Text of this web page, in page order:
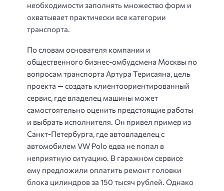
необходимости заполнять множество форм и
охватывает практически все категории
транспорта.
По словам основателя компании и
общественного бизнес-омбудсмена Москвы по
вопросам транспорта Артура Терисаяна, цель
проекта — создать клиентоориентированный
сервис, где владелец машины может
самостоятельно оценить предстоящие работы
и выбрать исполнителя. Он привел пример из
Санкт-Петербурга, где автовладелец с
автомобилем VW Polo едва не попал в
неприятную ситуацию. В гаражном сервисе
ему предложили оплатить ремонт головки
блока цилиндров за 150 тысяч рублей. Однако